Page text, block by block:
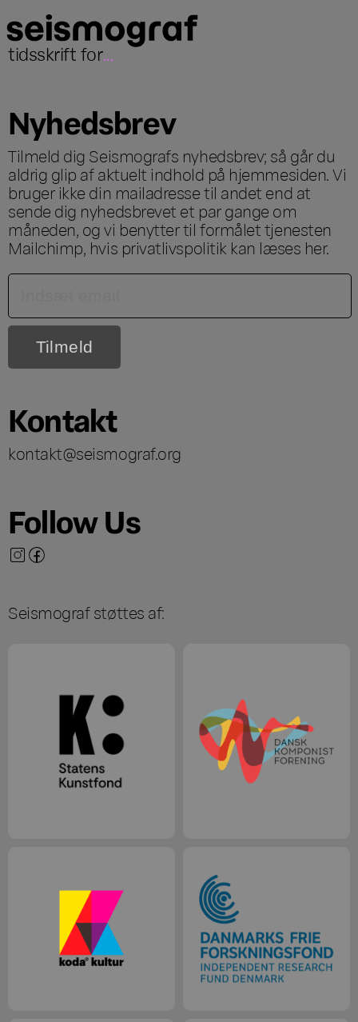
tidsskrift for...
Nyhedsbrev
Tilmeld dig Seismografs nyhedsbrev; så går du
aldrig glip af aktuelt indhold på hjemmesiden. Vi
bruger ikke din mailadresse til andet end at
sende dig nyhedsbrevet et par gange om
måneden, og vi benytter til formålet tjenesten
Mailchimp, hvis privatlivspolitik kan læses her.
Kontakt
kontakt@seismograf.org
Follow Us
Seismograf støttes af: